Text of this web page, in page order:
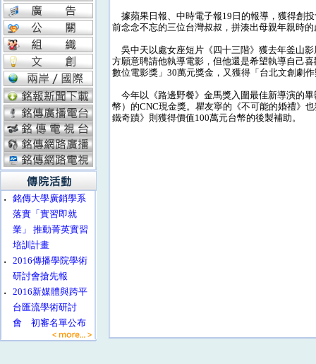
‧
銘傳大學廣銷學系
落實「實習即就
業」 推動菁英實習
培訓計畫
‧
2016傳播學院學術
研討會搶先報
‧
2016新媒體與跨平
台匯流學術研討
會 初審名單公布
據蘋果日報、中時電子報19日的報導，獲得創
前念念不忘的三位台灣叔叔，拼湊出母親年親時
吳中天以處女座短片《四十三階》獲去年釜山
方願意聘請他執導電影，但他還是希望執導自己
數位電影獎」30萬元獎金，又獲得「台北文創劇
今年以《路邊野餐》金馬獎入圍最佳新導演的
幣）的CNC現金獎。瞿友寧的《不可能的婚禮》
鐵奇蹟》則獲得價值100萬元台幣的後製補助。